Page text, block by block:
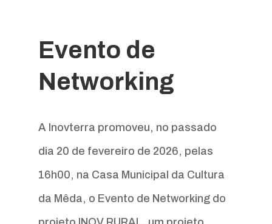
Evento de
Networking
A Inovterra promoveu, no passado
dia 20 de fevereiro de 2026, pelas
16h00, na Casa Municipal da Cultura
da Mêda, o Evento de Networking do